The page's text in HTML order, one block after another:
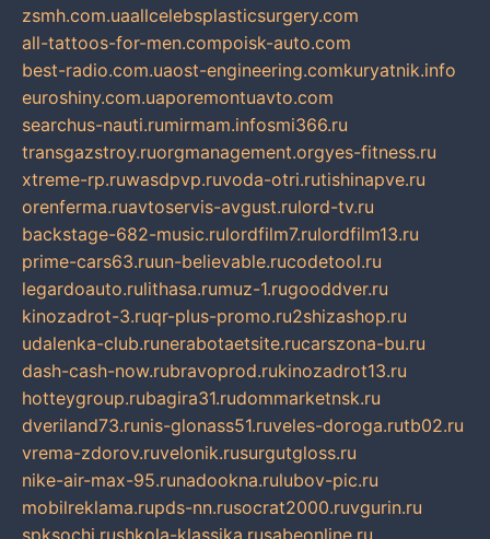
zsmh.com.uaallcelebsplasticsurgery.com
all-tattoos-for-men.compoisk-auto.com
best-radio.com.uaost-engineering.comkuryatnik.info
euroshiny.com.uaporemontuavto.com
searchus-nauti.rumirmam.infosmi366.ru
transgazstroy.ruorgmanagement.orgyes-fitness.ru
xtreme-rp.ruwasdpvp.ruvoda-otri.rutishinapve.ru
orenferma.ruavtoservis-avgust.rulord-tv.ru
backstage-682-music.rulordfilm7.rulordfilm13.ru
prime-cars63.ruun-believable.rucodetool.ru
legardoauto.rulithasa.rumuz-1.rugooddver.ru
kinozadrot-3.ruqr-plus-promo.ru2shizashop.ru
udalenka-club.runerabotaetsite.rucarszona-bu.ru
dash-cash-now.rubravoprod.rukinozadrot13.ru
hotteygroup.rubagira31.rudommarketnsk.ru
dveriland73.runis-glonass51.ruveles-doroga.rutb02.ru
vrema-zdorov.ruvelonik.rusurgutgloss.ru
nike-air-max-95.runadookna.rulubov-pic.ru
mobilreklama.rupds-nn.rusocrat2000.ruvgurin.ru
spksochi.rushkola-klassika.rusabeonline.ru